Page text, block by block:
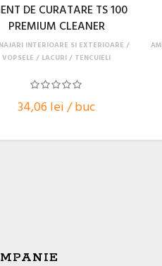
DE CURATARE TS 100
PREMIUM CLEANER
34,06 lei / buc
INTERIOARE SI EXTERIOARE
VOPSELE / LACURI / TENCUIELI